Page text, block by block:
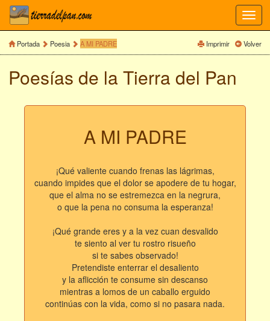
Portada Poesia A MI PADRE Imprimir Volver
Poesías de la Tierra del Pan
A MI PADRE
¡Qué valiente cuando frenas las lágrimas,
cuando impides que el dolor se apodere de tu hogar,
que el alma no se estremezca en la negrura,
o que la pena no consuma la esperanza!
¡Qué grande eres y a la vez cuan desvalido
te siento al ver tu rostro risueño
si te sabes observado!
Pretendiste enterrar el desaliento
y la aflicción te consume sin descanso
mientras a lomos de un caballo erguido
continúas con la vida, como si no pasara nada.